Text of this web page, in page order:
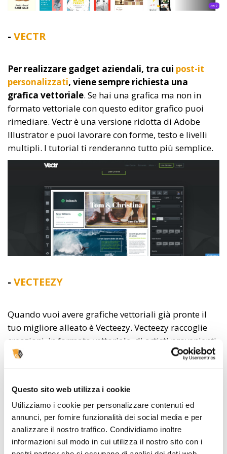
Questo sito web utilizza i cookie
Utilizziamo i cookie per personalizzare contenuti ed
annunci, per fornire funzionalità dei social media e per
analizzare il nostro traffico. Condividiamo inoltre
informazioni sul modo in cui utilizza il nostro sito con i
- VECTR
Per realizzare gadget aziendali, tra cui post-it
personalizzati, viene sempre richiesta una
grafica vettoriale. Se hai una grafica ma non in
formato vettoriale con questo editor grafico puoi
rimediare. Vectr è una versione ridotta di Adobe
Illustrator e puoi lavorare con forme, testo e livelli
multipli. I tutorial ti renderanno tutto più semplice.
- VECTEEZY
Quando vuoi avere grafiche vettoriali già pronte il
tuo migliore alleato è Vecteezy. Vecteezy raccoglie
creazioni, in formato vettoriale, di artisti provenienti
da tutto il mondo.
Puoi trovare l’immagine per il
tuo prossimo progetto e scaricarla